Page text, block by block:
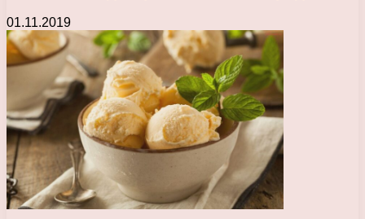
01.11.2019